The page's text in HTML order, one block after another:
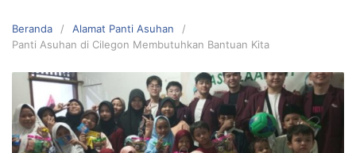
Beranda
Alamat Panti Asuhan
Panti Asuhan di Cilegon Membutuhkan Bantuan Kita